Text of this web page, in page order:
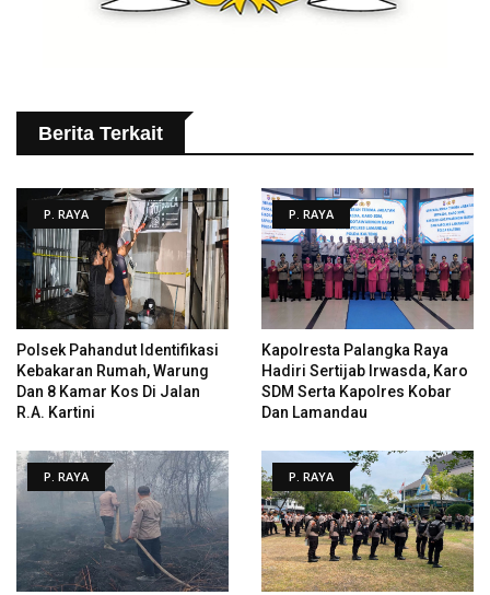
Berita Terkait
P. RAYA
Polsek Pahandut Identifikasi
Kebakaran Rumah, Warung
Dan 8 Kamar Kos Di Jalan
R.A. Kartini
P. RAYA
Kapolresta Palangka Raya
Hadiri Sertijab Irwasda, Karo
SDM Serta Kapolres Kobar
Dan Lamandau
P. RAYA P. RAYA